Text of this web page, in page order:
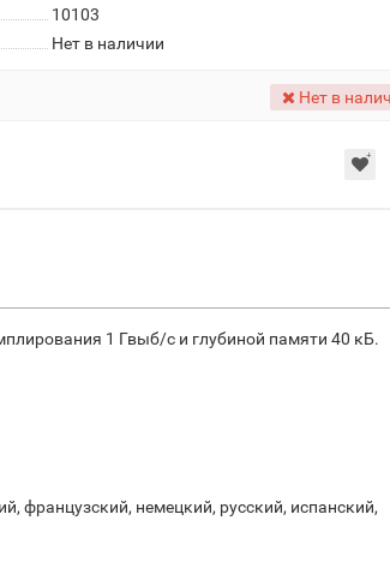
10103
Нет в наличии
Нет в
1 Гвыб/с и глубиной памяти 40 кБ.
французский, немецкий, русский, испанский,